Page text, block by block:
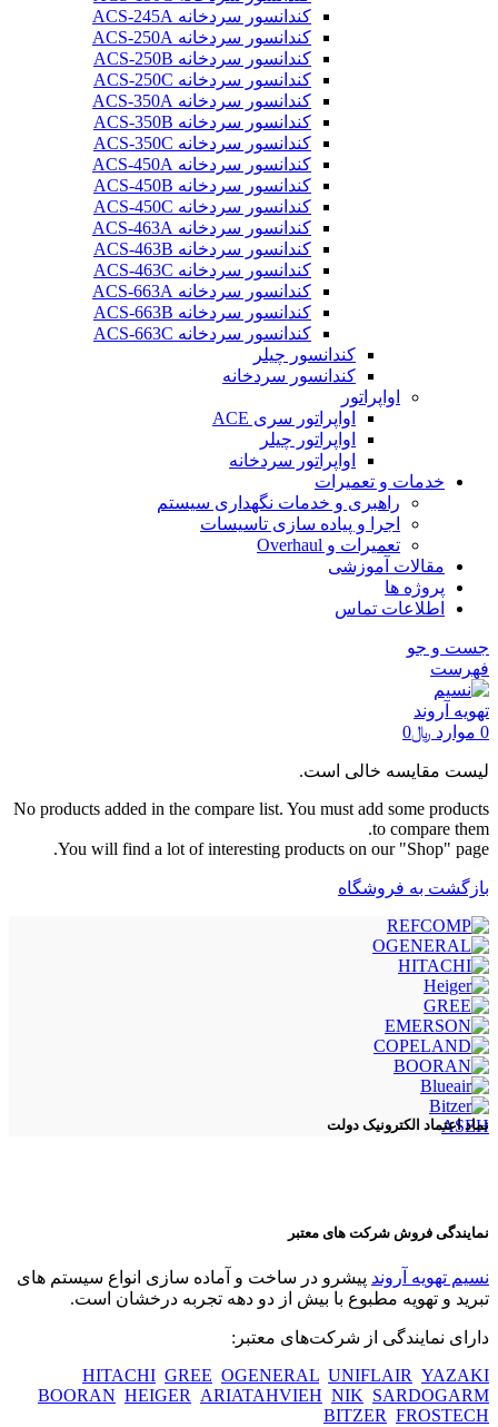
کندانسور سردخانه ACS-245A
کندانسور سردخانه ACS-250A
کندانسور سردخانه ACS-250B
کندانسور سردخانه ACS-250C
کندانسور سردخانه ACS-350A
کندانسور سردخانه ACS-350B
کندانسور سردخانه ACS-350C
کندانسور سردخانه ACS-450A
کندانسور سردخانه ACS-450B
کندانسور سردخانه ACS-450C
کندانسور سردخانه ACS-463A
کندانسور سردخانه ACS-463B
کندانسور سردخانه ACS-463C
کندانسور سردخانه ACS-663A
کندانسور سردخانه ACS-663B
کندانسور سردخانه ACS-663C
کندانسور چیلر
کندانسور سردخانه
اواپراتور
اواپراتور سری ACE
اواپراتور چیلر
اواپراتور سردخانه
خدمات و تعمیرات
راهبری و خدمات نگهداری سیستم
اجرا و پیاده سازی تاسیسات
تعمیرات و Overhaul
مقالات آموزشی
پروژه ها
اطلاعات تماس
جست و جو
فهرست
0 موارد ﷼0
لیست مقایسه خالی است.
No products added in the compare list. You must add some products
to compare them.
You will find a lot of interesting products on our "Shop" page.
بازگشت به فروشگاه
ASEH
نماد اعتماد الکترونیک دولت
نمایندگی فروش شرکت های معتبر
نسیم تهویه آروند پیشرو در ساخت و آماده سازی انواع سیستم های
تبرید و تهویه مطبوع با بیش از دو دهه تجربه درخشان است.
دارای نمایندگی از شرکت‌های معتبر:
HITACHI GREE OGENERAL UNIFLAIR YAZAKI
BOORAN HEIGER ARIATAHVIEH NIK SARDOGARM
BITZER FROSTECH